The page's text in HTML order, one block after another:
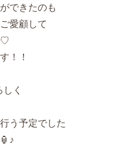
できたのも
愛顧して
！！
く
う予定でした